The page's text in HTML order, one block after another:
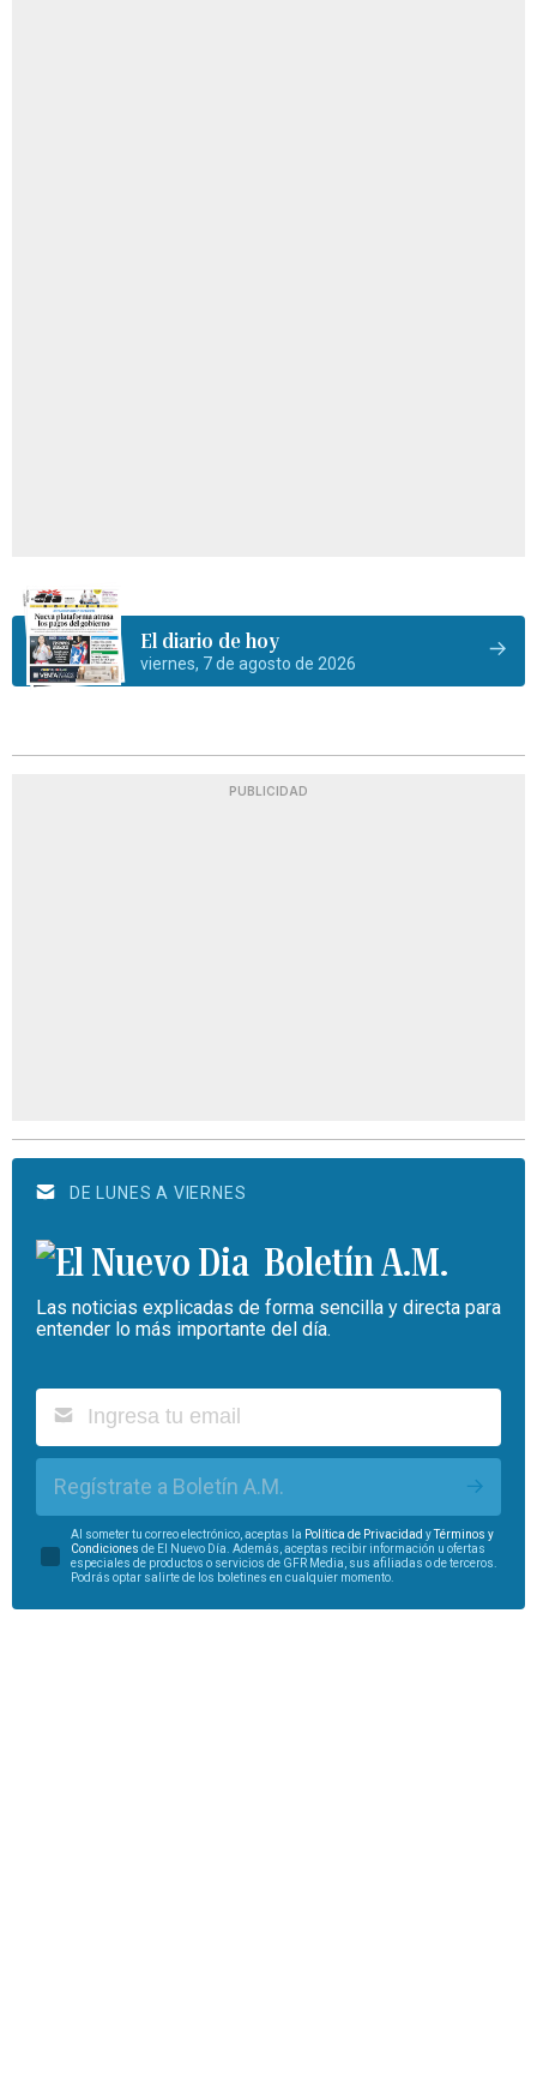
El diario de hoy
viernes, 7 de agosto de 2026
PUBLICIDAD
DE LUNES A VIERNES
Boletín A.M.
Las noticias explicadas de forma sencilla y directa para
entender lo más importante del día.
Regístrate a Boletín A.M.
Al someter tu correo electrónico, aceptas la Política de Privacidad yTérminos y
Condiciones de El Nuevo Día. Además, aceptas recibir información u ofertas
especiales de productos o servicios de GFR Media, sus afiliadas o de terceros.
Podrás optar salirte de los boletines en cualquier momento.